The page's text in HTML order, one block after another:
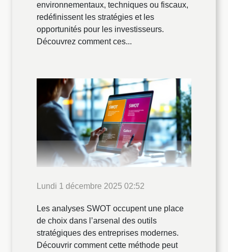
environnementaux, techniques ou fiscaux,
redéfinissent les stratégies et les
opportunités pour les investisseurs.
Découvrez comment ces...
Lundi 1 décembre 2025 02:52
Les analyses SWOT occupent une place
de choix dans l’arsenal des outils
stratégiques des entreprises modernes.
Découvrir comment cette méthode peut